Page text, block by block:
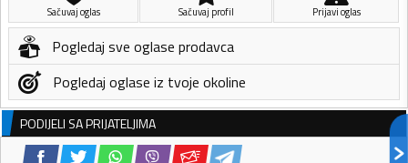
Sačuvaj oglas Sačuvaj profil Prijavi oglas
Pogledaj sve oglase prodavca
Pogledaj oglase iz tvoje okoline
PODIJELI SA PRIJATELJIMA